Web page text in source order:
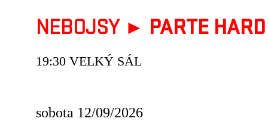
NEBOJSY ► PARTE HARD
19:30 VELKÝ SÁL
sobota 12/09/2026